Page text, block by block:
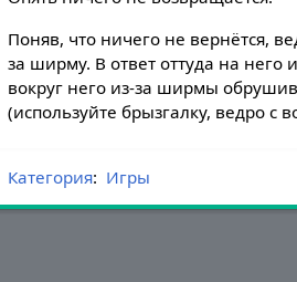
Поняв, что ничего не вернётся,
за ширму. В ответ оттуда на него
вокруг него из-за ширмы
(используйте брызгалку, ведро с
Категория: Игры